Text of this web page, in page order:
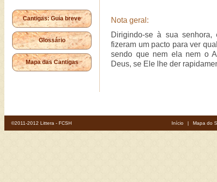
Cantigas: Guia breve
Glossário
Mapa das Cantigas
Nota geral:
Dirigindo-se à sua
fizeram um pacto para ver
sendo que nem ela nem o
Deus, se Ele lhe der
©2011-2012 Littera - FCSH Início | Mapa do